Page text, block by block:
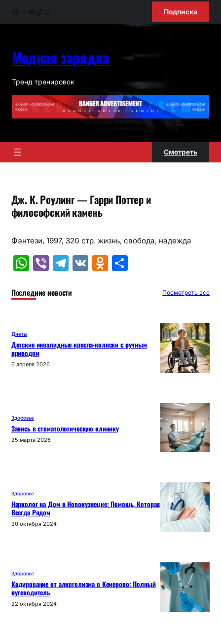
Подписка
Модная зарядка
Тренд тренировок
Смотреть
Дж. К. Роулинг — Гарри Поттер и
философский камень
Фэнтези, 1997, 320 стр. жизнь, свобода, надежда
W
at
p
p
Vi
er
T
e
m
V O
a
О
в
Последние новости Посмотреть все
Диеты
Детские инвалидные кресла-коляски с ручным
приводом
6 апреля 2026
Здоровье
Запись в стоматологическую клинику
25 марта 2026
Здоровье
Нарколог на Дом в Новокузнецке: Помощь, Которая
Всегда Рядом
30 октября 2024
Здоровье
Кодирование от алкоголизма в Кемерово: Полный
путеводитель
22 октября 2024